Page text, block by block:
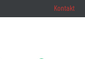
Kontakt